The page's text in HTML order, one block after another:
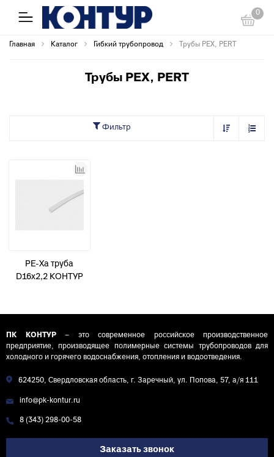
0
Главная Каталог Гибкий трубопровод Трубы PEX, PERT
Трубы PEX, PERT
Фильтр
PE-Xa труба
D16х2,2 КОНТУР
ПК КОНТУР– это современное российское производственное
предприятие, производящее полимерные системы трубопроводов для
холодного и горячего водоснабжения, отопления и водоотведения.
624250, Свердловская область, г. Заречный, ул. Попова, 57, а/я 111
info@pk-kontur.ru
8 (343) 298-00-58
Заказать звонок